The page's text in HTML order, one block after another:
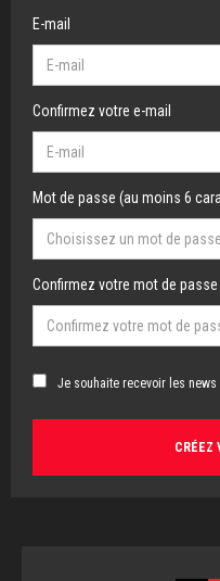
E-mail
Confirmez votre e-mail
Mot de passe (au moins 6
Confirmez votre mot de passe
Je souhaite recevoir les news